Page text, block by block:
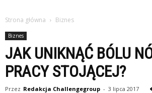
Strona główna Biznes
Biznes
JAK UNIKNĄĆ BÓLU
PRACY STOJĄCEJ?
Przez Redakcja Challengegroup - 3 lipca 2017